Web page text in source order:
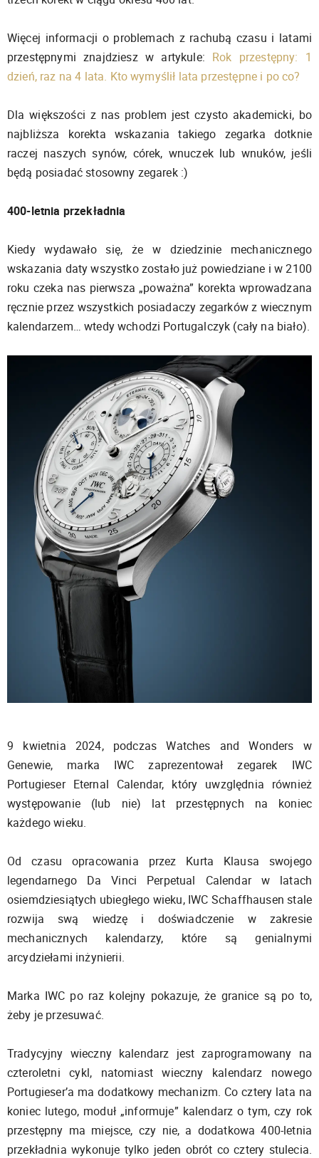
Więcej informacji o problemach z rachubą czasu i latami
przestępnymi znajdziesz w artykule: Rok przestępny: 1
dzień, raz na 4 lata. Kto wymyślił lata przestępne i po co?
Dla większości z nas problem jest czysto akademicki, bo
najbliższa korekta wskazania takiego zegarka dotknie
raczej naszych synów, córek, wnuczek lub wnuków, jeśli
będą posiadać stosowny zegarek :)
400-letnia przekładnia
Kiedy wydawało się, że w dziedzinie mechanicznego
wskazania daty wszystko zostało już powiedziane i w 2100
roku czeka nas pierwsza „poważna” korekta wprowadzana
ręcznie przez wszystkich posiadaczy zegarków z wiecznym
kalendarzem… wtedy wchodzi Portugalczyk (cały na biało).
9 kwietnia 2024, podczas Watches and Wonders w
Genewie, marka IWC zaprezentował zegarek IWC
Portugieser Eternal Calendar, który uwzględnia również
występowanie (lub nie) lat przestępnych na koniec
każdego wieku.
Od czasu opracowania przez Kurta Klausa swojego
legendarnego Da Vinci Perpetual Calendar w latach
osiemdziesiątych ubiegłego wieku, IWC Schaffhausen stale
rozwija swą wiedzę i doświadczenie w zakresie
mechanicznych kalendarzy, które są genialnymi
arcydziełami inżynierii.
Marka IWC po raz kolejny pokazuje, że granice są po to,
żeby je przesuwać.
Tradycyjny wieczny kalendarz jest zaprogramowany na
czteroletni cykl, natomiast wieczny kalendarz nowego
Portugieser’a ma dodatkowy mechanizm. Co cztery lata na
koniec lutego, moduł „informuje” kalendarz o tym, czy rok
przestępny ma miejsce, czy nie, a dodatkowa 400-letnia
przekładnia wykonuje tylko jeden obrót co cztery stulecia.